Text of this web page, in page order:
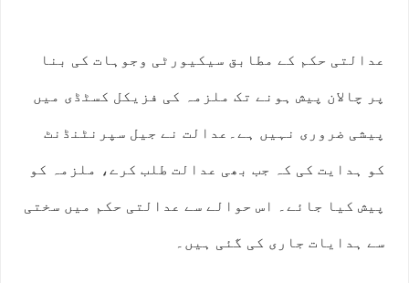
عدالتی حکم کے مطابق سیکیورٹی وجوہات کی بنا
پر چالان پیش ہونے تک ملزمہ کی فزیکل کسٹڈی میں
پیشی ضروری نہیں ہے۔عدالت نے جیل سپرنٹنڈنٹ
کو ہدایت کی کہ جب بھی عدالت طلب کرے، ملزمہ کو
پیش کیا جائے۔ اس حوالے سے عدالتی حکم میں سختی
سے ہدایات جاری کی گئی ہیں۔